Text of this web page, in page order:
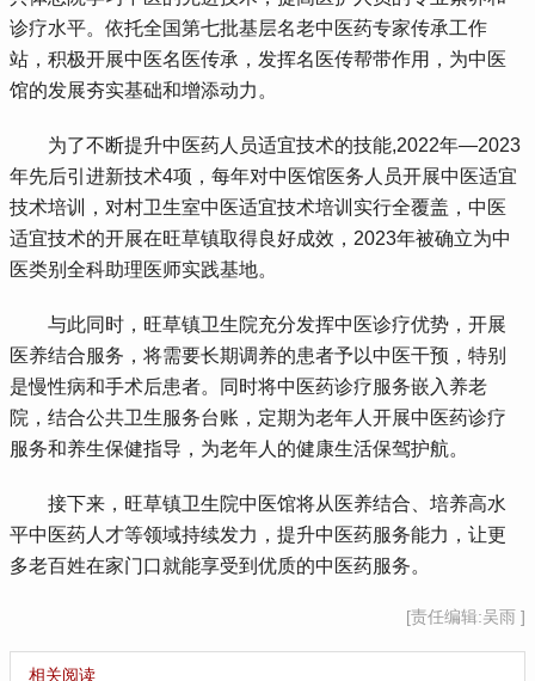
诊疗水平。依托全国第七批基层名老中医药专家传承工作
站，积极开展中医名医传承，发挥名医传帮带作用，为中医
馆的发展夯实基础和增添动力。
为了不断提升中医药人员适宜技术的技能,2022年—2023
年先后引进新技术4项，每年对中医馆医务人员开展中医适宜
技术培训，对村卫生室中医适宜技术培训实行全覆盖，中医
适宜技术的开展在旺草镇取得良好成效，2023年被确立为中
医类别全科助理医师实践基地。
与此同时，旺草镇卫生院充分发挥中医诊疗优势，开展
医养结合服务，将需要长期调养的患者予以中医干预，特别
是慢性病和手术后患者。同时将中医药诊疗服务嵌入养老
院，结合公共卫生服务台账，定期为老年人开展中医药诊疗
服务和养生保健指导，为老年人的健康生活保驾护航。
接下来，旺草镇卫生院中医馆将从医养结合、培养高水
平中医药人才等领域持续发力，提升中医药服务能力，让更
多老百姓在家门口就能享受到优质的中医药服务。
[责任编辑:吴雨 ]
相关阅读